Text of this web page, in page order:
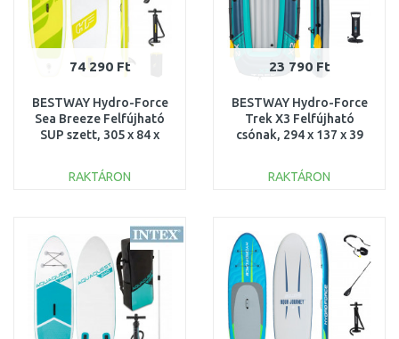
74 290 Ft
BESTWAY Hydro-Force
Sea Breeze Felfújható
SUP szett, 305 x 84 x
RAKTÁRON
Összehasonlítás
23 790 Ft
BESTWAY Hydro-Force
Trek X3 Felfújható
csónak, 294 x 137 x 39
RAKTÁRON
Összehasonlítás